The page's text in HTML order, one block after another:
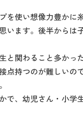
を使い想像力豊か
います。後半から
関わること多かっ
点持つのが難しいの
で、幼児さん・小